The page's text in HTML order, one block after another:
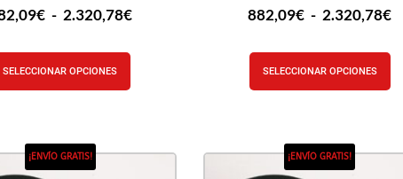
€ - 2.320,78€
SELECCIONAR OPCIONES
882,09€ - 2.320,78€
SELECCIONAR OPCIONES
¡ENVÍO GRATIS! ¡ENVÍO GRATIS!